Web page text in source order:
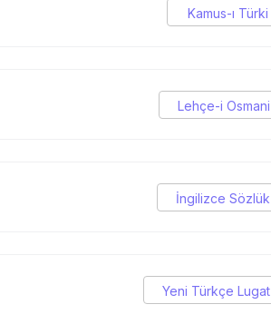
Kamus-ı Türki
Lehçe-i Osmani
İngilizce Sözlük
Yeni Türkçe Lugat